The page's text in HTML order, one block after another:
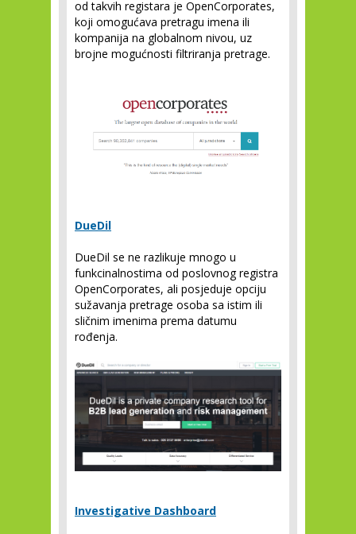
od takvih registara je OpenCorporates,
koji omogućava pretragu imena ili
kompanija na globalnom nivou, uz
brojne mogućnosti filtriranja pretrage.
DueDil
DueDil se ne razlikuje mnogo u
funkcinalnostima od poslovnog registra
OpenCorporates, ali posjeduje opciju
sužavanja pretrage osoba sa istim ili
sličnim imenima prema datumu
rođenja.
Investigative Dashboard